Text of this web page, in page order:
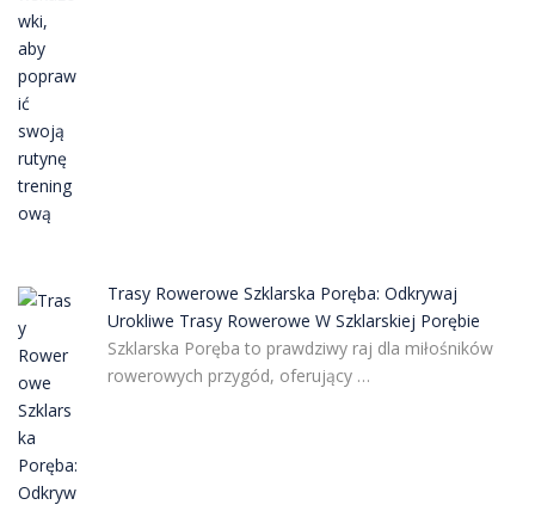
Trasy Rowerowe Szklarska Poręba: Odkrywaj
Urokliwe Trasy Rowerowe W Szklarskiej Porębie
Szklarska Poręba to prawdziwy raj dla miłośników
rowerowych przygód, oferujący …